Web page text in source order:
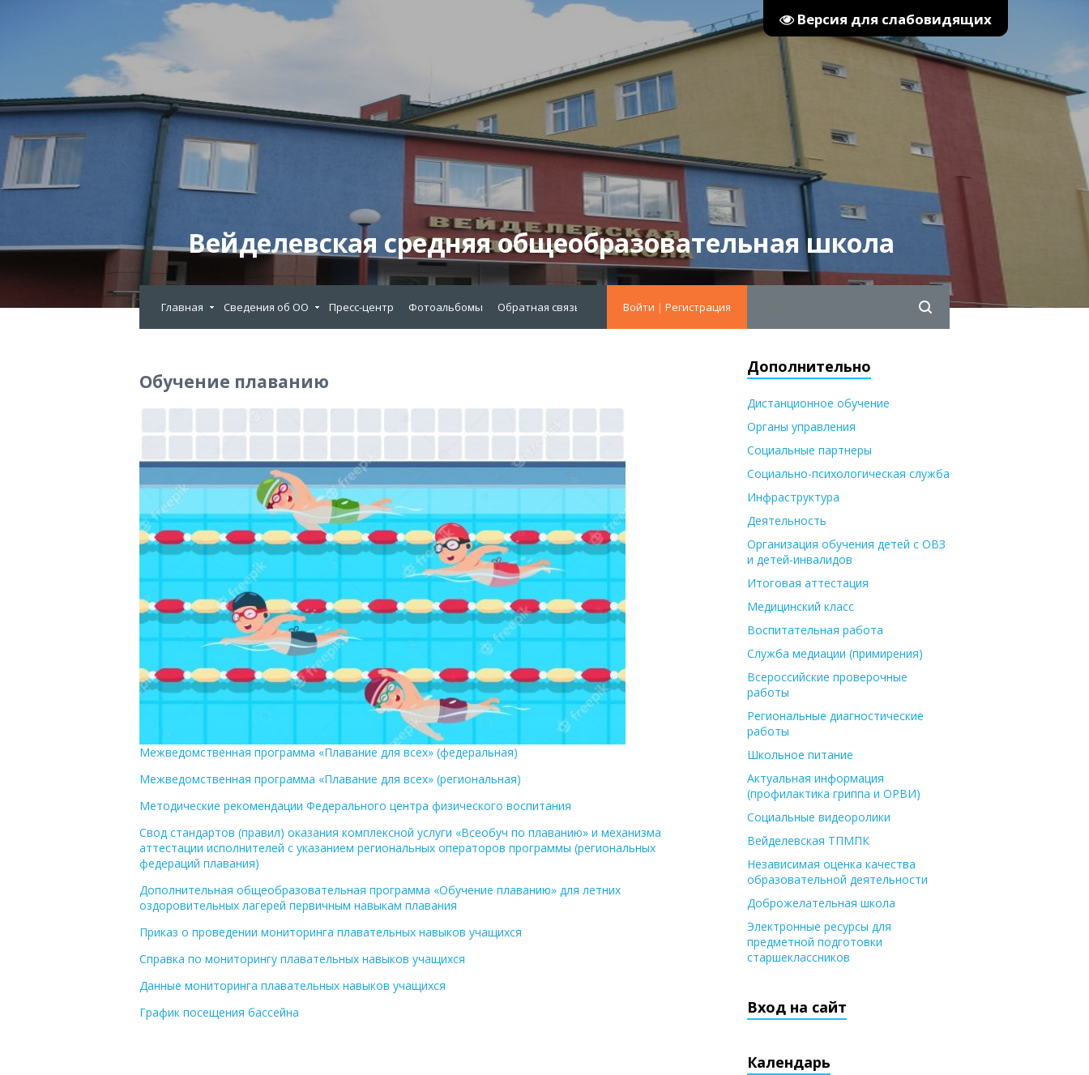
Версия для слабовидящих
Вейделевская средняя общеобразовательная школа
Войти | Регистрация
Главная Сведения об ОО Пресс-центр Фотоальбомы Обратная связь меню октябрь 2021
Обучение плаванию
Межведомственная программа «Плавание для всех» (федеральная)
Межведомственная программа «Плавание для всех» (региональная)
Методические рекомендации Федерального центра физического воспитания
Свод стандартов (правил) оказания комплексной услуги «Всеобуч по плаванию» и механизма
аттестации исполнителей с указанием региональных операторов программы (региональных
федераций плавания)
Дополнительная общеобразовательная программа «Обучение плаванию» для летних
оздоровительных лагерей первичным навыкам плавания
Приказ о проведении мониторинга плавательных навыков учащихся
Справка по мониторингу плавательных навыков учащихся
Данные мониторинга плавательных навыков учащихся
График посещения бассейна
Дополнительно
Дистанционное обучение
Органы управления
Социальные партнеры
Социально-психологическая служба
Инфраструктура
Деятельность
Организация обучения детей с ОВЗ
и детей-инвалидов
Итоговая аттестация
Медицинский класс
Воспитательная работа
Служба медиации (примирения)
Всероссийские проверочные
работы
Региональные диагностические
работы
Школьное питание
Актуальная информация
(профилактика гриппа и ОРВИ)
Социальные видеоролики
Вейделевская ТПМПК
Независимая оценка качества
образовательной деятельности
Доброжелательная школа
Электронные ресурсы для
предметной подготовки
старшеклассников
Вход на сайт
Календарь